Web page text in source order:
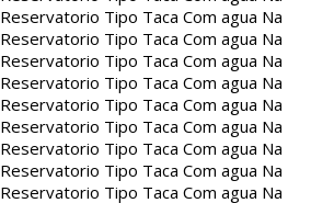
Reservatorio Tipo Taca Com agua Na
Reservatorio Tipo Taca Com agua Na
Reservatorio Tipo Taca Com agua Na
Reservatorio Tipo Taca Com agua Na
Reservatorio Tipo Taca Com agua Na
Reservatorio Tipo Taca Com agua Na
Reservatorio Tipo Taca Com agua Na
Reservatorio Tipo Taca Com agua Na
Reservatorio Tipo Taca Com agua Na